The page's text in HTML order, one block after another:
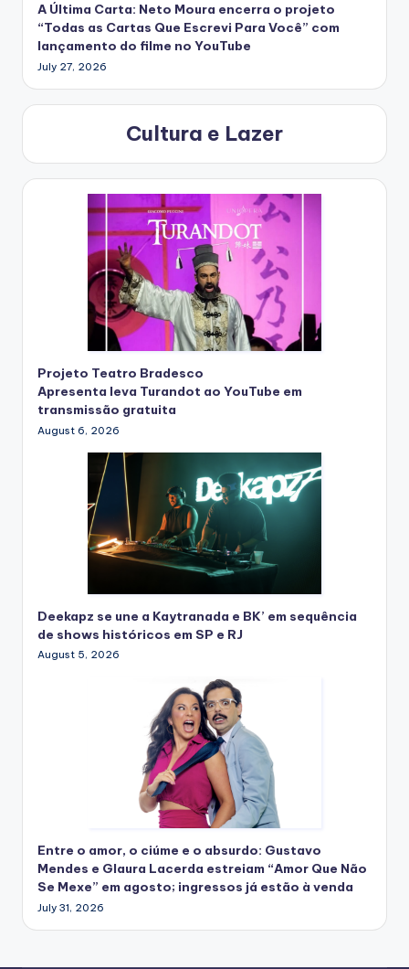
A Última Carta: Neto Moura encerra o projeto
“Todas as Cartas Que Escrevi Para Você” com
lançamento do filme no YouTube
July 27, 2026
Cultura e Lazer
Projeto Teatro Bradesco
Apresenta leva Turandot ao YouTube em
transmissão gratuita
August 6, 2026
Deekapz se une a Kaytranada e BK’ em sequência
de shows históricos em SP e RJ
August 5, 2026
Entre o amor, o ciúme e o absurdo: Gustavo
Mendes e Glaura Lacerda estreiam “Amor Que Não
Se Mexe” em agosto; ingressos já estão à venda
July 31, 2026